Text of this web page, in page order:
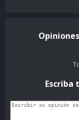
Escriba